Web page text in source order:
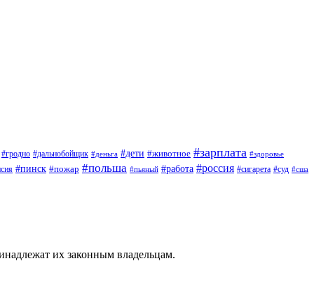
#гродно #дальнобойщик #деньга #дети #животное #зарплата #здоровье
#пинск #пожар #польша #пьяный #работа #россия #сигарета #суд #сша
их законным владельцам.